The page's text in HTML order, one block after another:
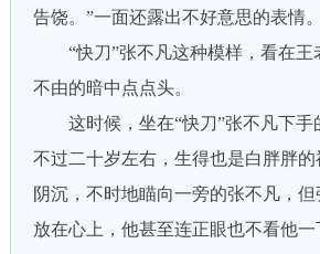
告饶。”一面还露出不好意思的表情。
“快刀”张不凡这种模样，看在王
不由的暗中点点头。
这时候，坐在“快刀”张不凡下手
不过二十岁左右，生得也是白胖胖
阴沉，不时地瞄向一旁的张不凡，
放在心上，他甚至连正眼也不看他一